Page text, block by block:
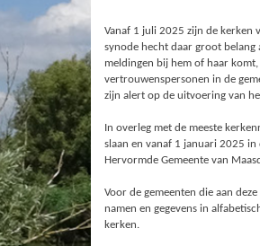
Vanaf 1 juli 2025 zijn de kerken
synode hecht daar groot belang
meldingen bij hem of haar
vertrouwenspersonen in de
zijn alert op de uitvoering van
In overleg met de meeste
slaan en vanaf 1 januari 2025
Hervormde Gemeente van
Voor de gemeenten die aan
namen en gegevens in
kerken.